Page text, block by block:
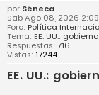
por Séneca
Sab Ago 08, 2026
Foro: Política
Tema: EE. UU.:
Respuestas: 716
Vistas: 17244
EE. UU.: